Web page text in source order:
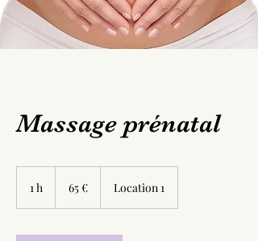
Massage prénatal
1 h 65 € Location 1